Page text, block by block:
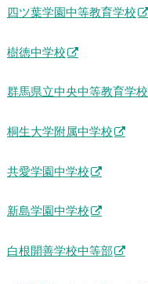
四ツ葉学園中等教育学校
樹徳中学校
群馬県立中央中等教育学校
桐生大学附属中学校
共愛学園中学校
新島学園中学校
白根開善学校中等部